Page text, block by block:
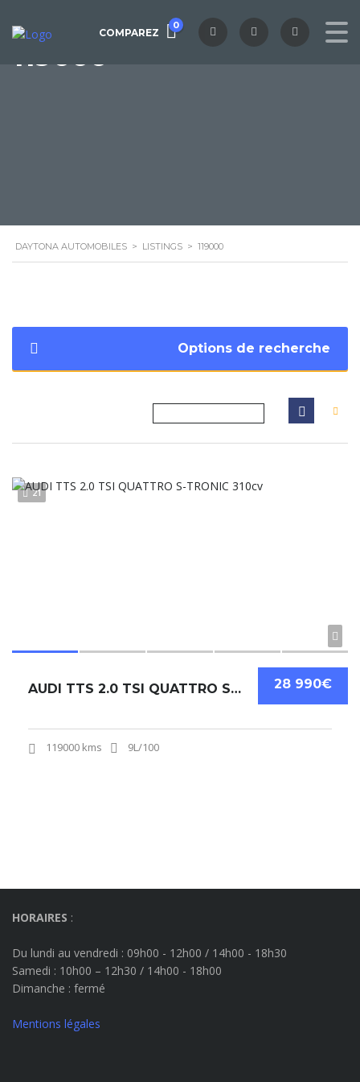
COMPAREZ
0
119000
DAYTONA AUTOMOBILES > LISTINGS > 119000
Options de recherche
21
28 990€
AUDI TTS 2.0 TSI QUATTRO S-TRONIC 310CV
119000 kms 9L/100
HORAIRES :
Du lundi au vendredi : 09h00 - 12h00 / 14h00 - 18h30
Samedi : 10h00 – 12h30 / 14h00 - 18h00
Dimanche : fermé
Mentions légales